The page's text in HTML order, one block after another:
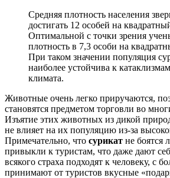
Средняя плотность населения
достигать 12 особей на
Оптимальной с точки зрения
плотность в 7,3 особи на
При таком значении популяция
наиболее устойчива к
климата.
Животные очень легко приручаются,
становятся предметом торговли во
Изъятие этих животных из дикой
не влияет на их популяцию из-за
Примечательно, что сурикат не боятся
привыкли к туристам, что даже дают
всякого страха подходят к человеку, с
принимают от туристов вкусные